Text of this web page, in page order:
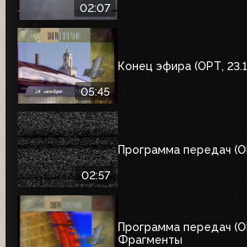
02:07
05:45
Конец эфира (ОРТ,
02:57
Программа передач
Программа передач
Фрагменты